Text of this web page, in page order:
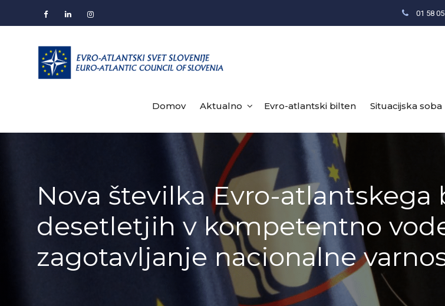
01 58
FacebookLinkedInInstagram
Domov Aktualno Evro-atlantski bilten Situacijska soba
Nova številka Evro-atlantskega
desetletjih v kompetentno
zagotavljanje nacionalne